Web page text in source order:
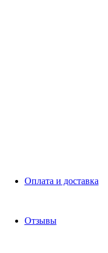
Оплата и доставка
Отзывы